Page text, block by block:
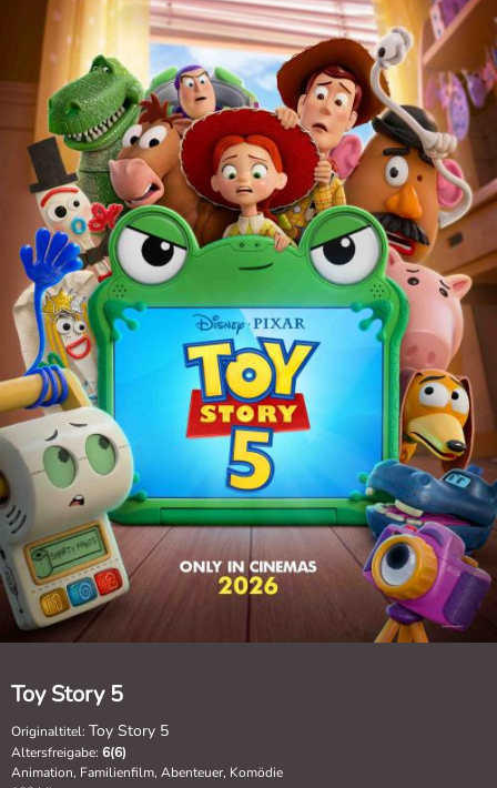
Toy Story 5
Originaltitel: Toy Story 5
Altersfreigabe: 6(6)
Animation, Familienfilm, Abenteuer, Komödie